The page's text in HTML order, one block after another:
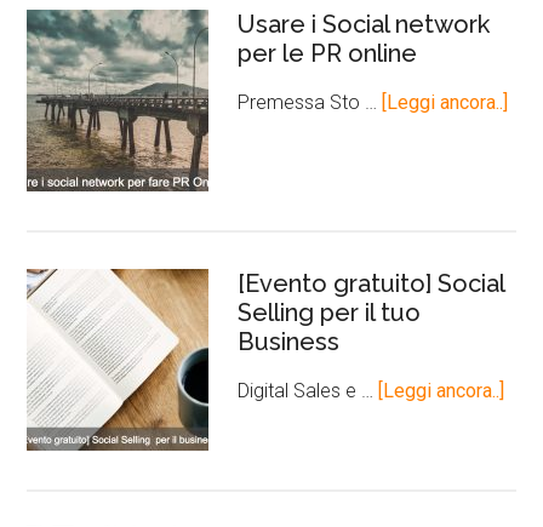
Usare i Social network
per le PR online
Premessa Sto … [Leggi ancora..]
[Evento gratuito] Social
Selling per il tuo
Business
Digital Sales e … [Leggi ancora..]